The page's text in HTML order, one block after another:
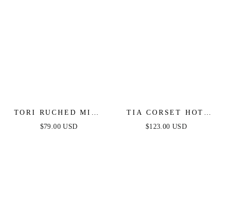
TORI RUCHED MINI
DRESS - BLACK
$79.00 USD
TIA CORSET HOT
STONE MINI -
$123.00 USD